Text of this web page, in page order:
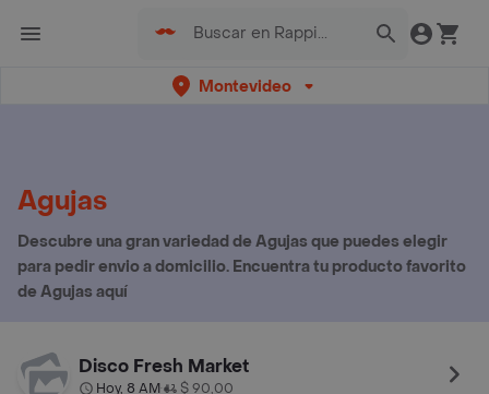
Montevideo
Agujas
Descubre una gran variedad de Agujas que puedes elegir
para pedir envio a domicilio. Encuentra tu producto favorito
de Agujas aquí
Disco Fresh Market
Hoy, 8 AM• $ 90,00